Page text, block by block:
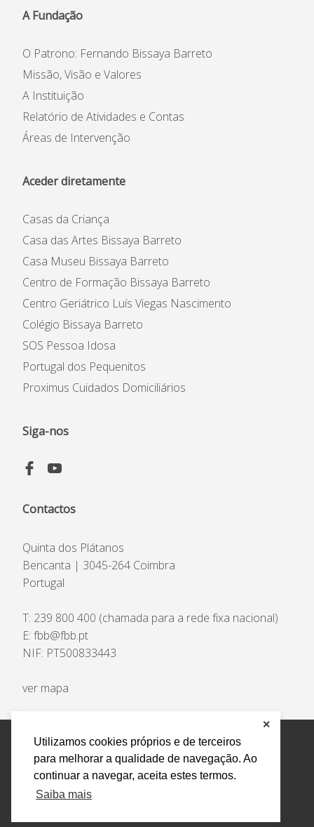
Utilizamos cookies próprios e de terceiros
para melhorar a qualidade de navegação. Ao
continuar a navegar, aceita estes termos.
Saiba mais
✕
A Fundação
O Patrono: Fernando Bissaya Barreto
Missão, Visão e Valores
A Instituição
Relatório de Atividades e Contas
Áreas de Intervenção
Aceder diretamente
Casas da Criança
Casa das Artes Bissaya Barreto
Casa Museu Bissaya Barreto
Centro de Formação Bissaya Barreto
Centro Geriátrico Luís Viegas Nascimento
Colégio Bissaya Barreto
SOS Pessoa Idosa
Portugal dos Pequenitos
Proximus Cuidados Domiciliários
Siga-nos
Contactos
Quinta dos Plátanos
Bencanta | 3045-264 Coimbra
Portugal
T: 239 800 400 (chamada para a rede fixa nacional)
E: fbb@fbb.pt
NIF: PT500833443
ver mapa
Privacidade e Dados Pessoais
Livro Eletrónico de
Reclamações
Canal de Denúncias
Todos os direitos reservados Design by AM. Developed by